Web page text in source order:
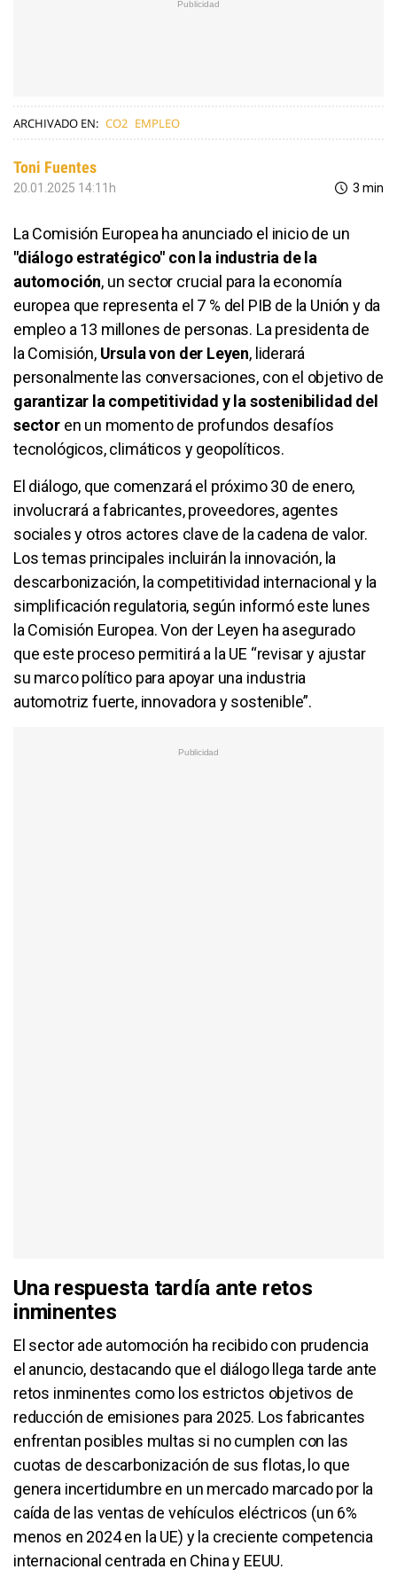
ARCHIVADO EN: CO2 EMPLEO
Toni Fuentes
20.01.2025 14:11h 3 min
La Comisión Europea ha anunciado el inicio de un
"diálogo estratégico" con la industria de la
automoción, un sector crucial para la economía
europea que representa el 7 % del PIB de la Unión y da
empleo a 13 millones de personas. La presidenta de
la Comisión, Ursula von der Leyen, liderará
personalmente las conversaciones, con el objetivo de
garantizar la competitividad y la sostenibilidad del
sectoren un momento de profundos desafíos
tecnológicos, climáticos y geopolíticos.
El diálogo, que comenzará el próximo 30 de enero,
involucrará a fabricantes, proveedores, agentes
sociales y otros actores clave de la cadena de valor.
Los temas principales incluirán la innovación, la
descarbonización, la competitividad internacional y la
simplificación regulatoria, según informó este lunes
la Comisión Europea. Von der Leyen ha asegurado
que este proceso permitirá a la UE “revisar y ajustar
su marco político para apoyar una industria
automotriz fuerte, innovadora y sostenible”.
Una respuesta tardía ante retos
inminentes
El sector ade automoción ha recibido con prudencia
el anuncio, destacando que el diálogo llega tarde ante
retos inminentes como los estrictos objetivos de
reducción de emisiones para 2025. Los fabricantes
enfrentan posibles multas si no cumplen con las
cuotas de descarbonización de sus flotas, lo que
genera incertidumbre en un mercado marcado por la
caída de las ventas de vehículos eléctricos (un 6%
menos en 2024 en la UE) y la creciente competencia
internacional centrada en China y EEUU.